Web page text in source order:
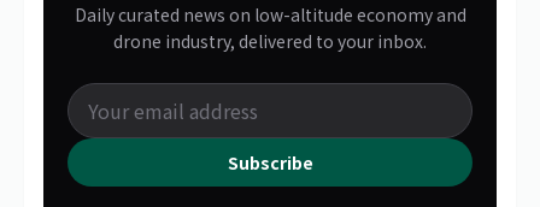
Daily curated news on low-altitude economy and
drone industry, delivered to your inbox.
Subscribe